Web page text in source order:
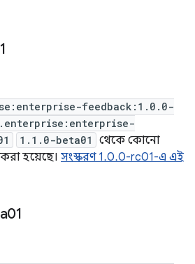
feedback:1.0.0-
1.1.0-beta01
থেকে কোনো
হয়েছে। সংস্করণ 1.0.0-rc01-এ এই